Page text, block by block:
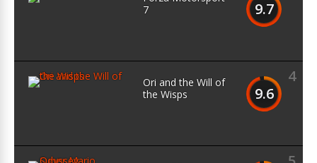
9.7
7
4
9.6
Ori and the Will of
the Wisps